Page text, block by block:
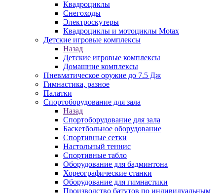
Квадроциклы
Снегоходы
Электроскутеры
Квадроциклы и мотоциклы Motax
Детские игровые комплексы
Назад
Детские игровые комплексы
Домашние комплексы
Пневматическое оружие до 7.5 Дж
Гимнастика, разное
Палатки
Спортоборудование для зала
Назад
Спортоборудование для зала
Баскетбольное оборудование
Спортивные сетки
Настольный теннис
Спортивные табло
Оборудование для бадминтона
Хореографические станки
Оборудование для гимнастики
Производство батутов по индивидуальным